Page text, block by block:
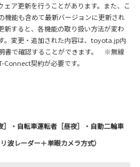
ア更新を行うことがあります。また、こ
機能も含めて最新バージョンに更新され
すると、各機能の取り扱い方法が変わ
。変更・追加された内容は、toyota.jp内
書で確認することができます。 ※無線
契約が必要です。
］・自転車運転者［昼夜］・自動二輪車
波レーダー＋単眼カメラ方式）